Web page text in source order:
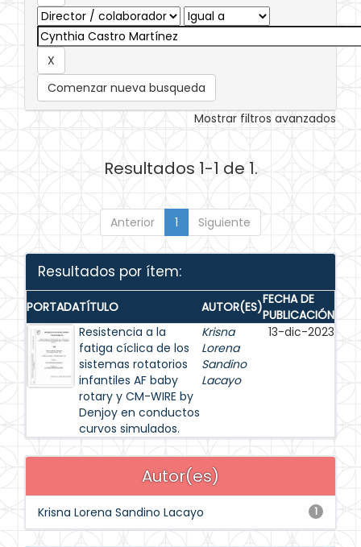
Comenzar nueva busqueda
Mostrar filtros avanzados
Resultados 1-1 de 1.
Anterior 1 Siguiente
Resultados por ítem:
PORTADATÍTULO AUTOR(ES)FECHA DE
PUBLICACIÓN
Resistencia a la
fatiga cíclica de los
sistemas rotatorios
infantiles AF baby
rotary y CM-WIRE by
Denjoy en conductos
curvos simulados.
Krisna
Lorena
Sandino
Lacayo
13-dic-2023
Autor(es)
1
Krisna Lorena Sandino Lacayo